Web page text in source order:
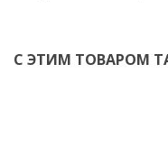
С ЭТИМ ТОВАРОМ